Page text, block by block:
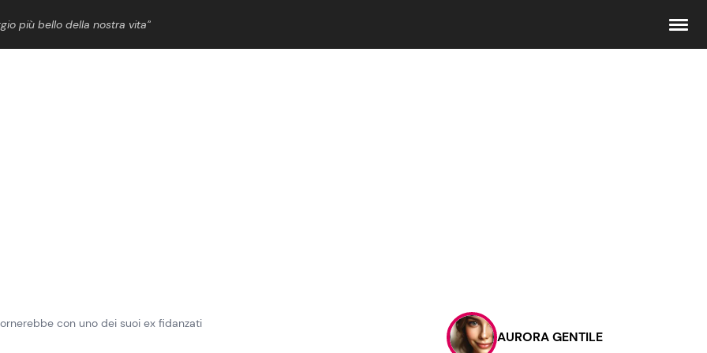
più bello della nostra vita”
Contattaci
Pubblicità
con uno dei suoi ex fidanzati
AURORA GENTILE